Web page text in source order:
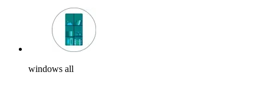
windows all